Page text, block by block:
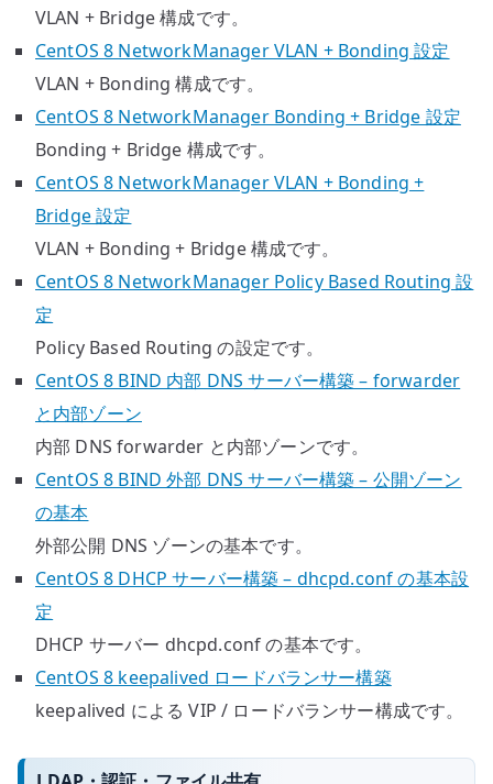
VLAN + Bridge 構成です。
CentOS 8 NetworkManager VLAN + Bonding 設定
VLAN + Bonding 構成です。
CentOS 8 NetworkManager Bonding + Bridge 設定
Bonding + Bridge 構成です。
CentOS 8 NetworkManager VLAN + Bonding +
Bridge 設定
VLAN + Bonding + Bridge 構成です。
CentOS 8 NetworkManager Policy Based Routing 設
定
Policy Based Routing の設定です。
CentOS 8 BIND 内部 DNS サーバー構築 – forwarder
と内部ゾーン
内部 DNS forwarder と内部ゾーンです。
CentOS 8 BIND 外部 DNS サーバー構築 – 公開ゾーン
の基本
外部公開 DNS ゾーンの基本です。
CentOS 8 DHCP サーバー構築 – dhcpd.conf の基本設
定
DHCP サーバー dhcpd.conf の基本です。
CentOS 8 keepalived ロードバランサー構築
keepalived による VIP / ロードバランサー構成です。